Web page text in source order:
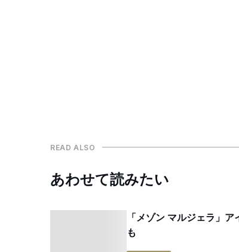
READ ALSO
あわせて読みたい
「メゾン マルジェラ」
も